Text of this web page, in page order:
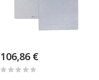
106,86 €
Rating: